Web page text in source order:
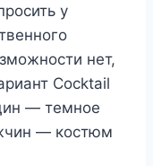
у
нет,
Cocktail
— темное
— костюм